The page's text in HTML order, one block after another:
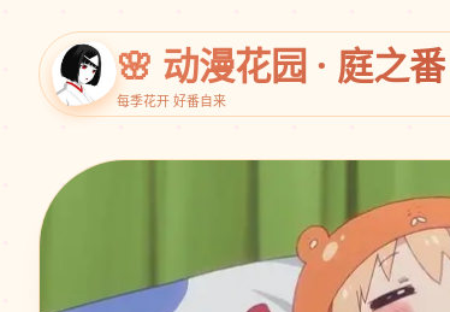
🌸 动漫花园 · 庭之番
每季花开 好番自来